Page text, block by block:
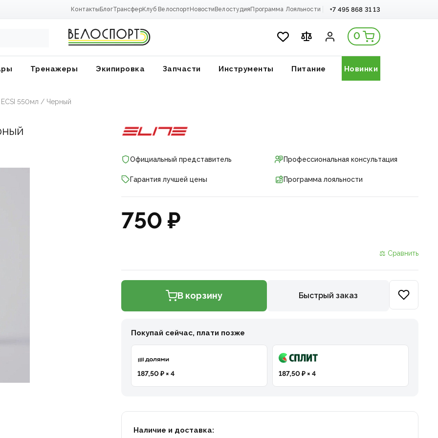
Контакты БлогТрансферКлуб Велоспорт Новости Велостудия Программа Лояльности +7 495 868 31 13
0
Тренажеры Экипировка Запчасти Инструменты Питание Новинки
ECSI 550мл / Черный
Официальный представитель Профессиональная консультация
Гарантия лучшей цены Программа лояльности
750 ₽
⚖ Сравнить
В корзину Быстрый заказ
Покупай сейчас, плати позже
187,50 ₽ × 4 187,50 ₽ × 4
Наличие и доставка: